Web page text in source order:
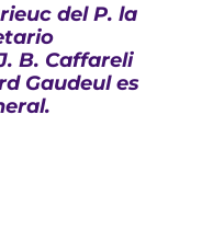
del P. la
B. Caffareli
Gaudeul es